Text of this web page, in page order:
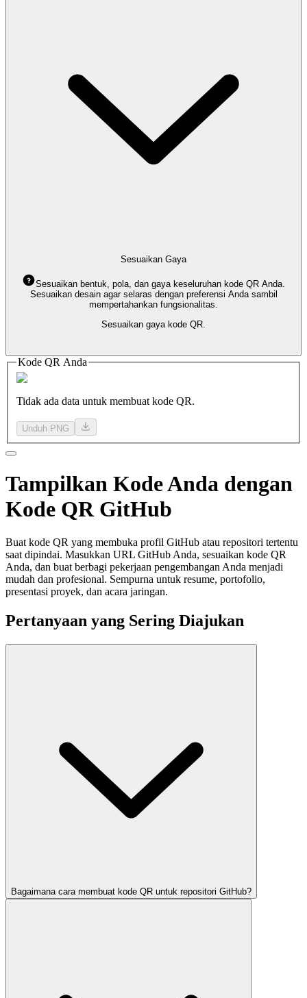
Sesuaikan Gaya
Sesuaikan bentuk, pola, dan gaya keseluruhan kode QR Anda.
Sesuaikan desain agar selaras dengan preferensi Anda sambil
mempertahankan fungsionalitas.
Sesuaikan gaya kode QR.
Kode QR Anda
Tidak ada data untuk membuat kode QR.
Unduh PNG
Tampilkan Kode Anda dengan
Kode QR GitHub
Buat kode QR yang membuka profil GitHub atau repositori tertentu
saat dipindai. Masukkan URL GitHub Anda, sesuaikan kode QR
Anda, dan buat berbagi pekerjaan pengembangan Anda menjadi
mudah dan profesional. Sempurna untuk resume, portofolio,
presentasi proyek, dan acara jaringan.
Pertanyaan yang Sering Diajukan
Bagaimana cara membuat kode QR untuk repositori GitHub?